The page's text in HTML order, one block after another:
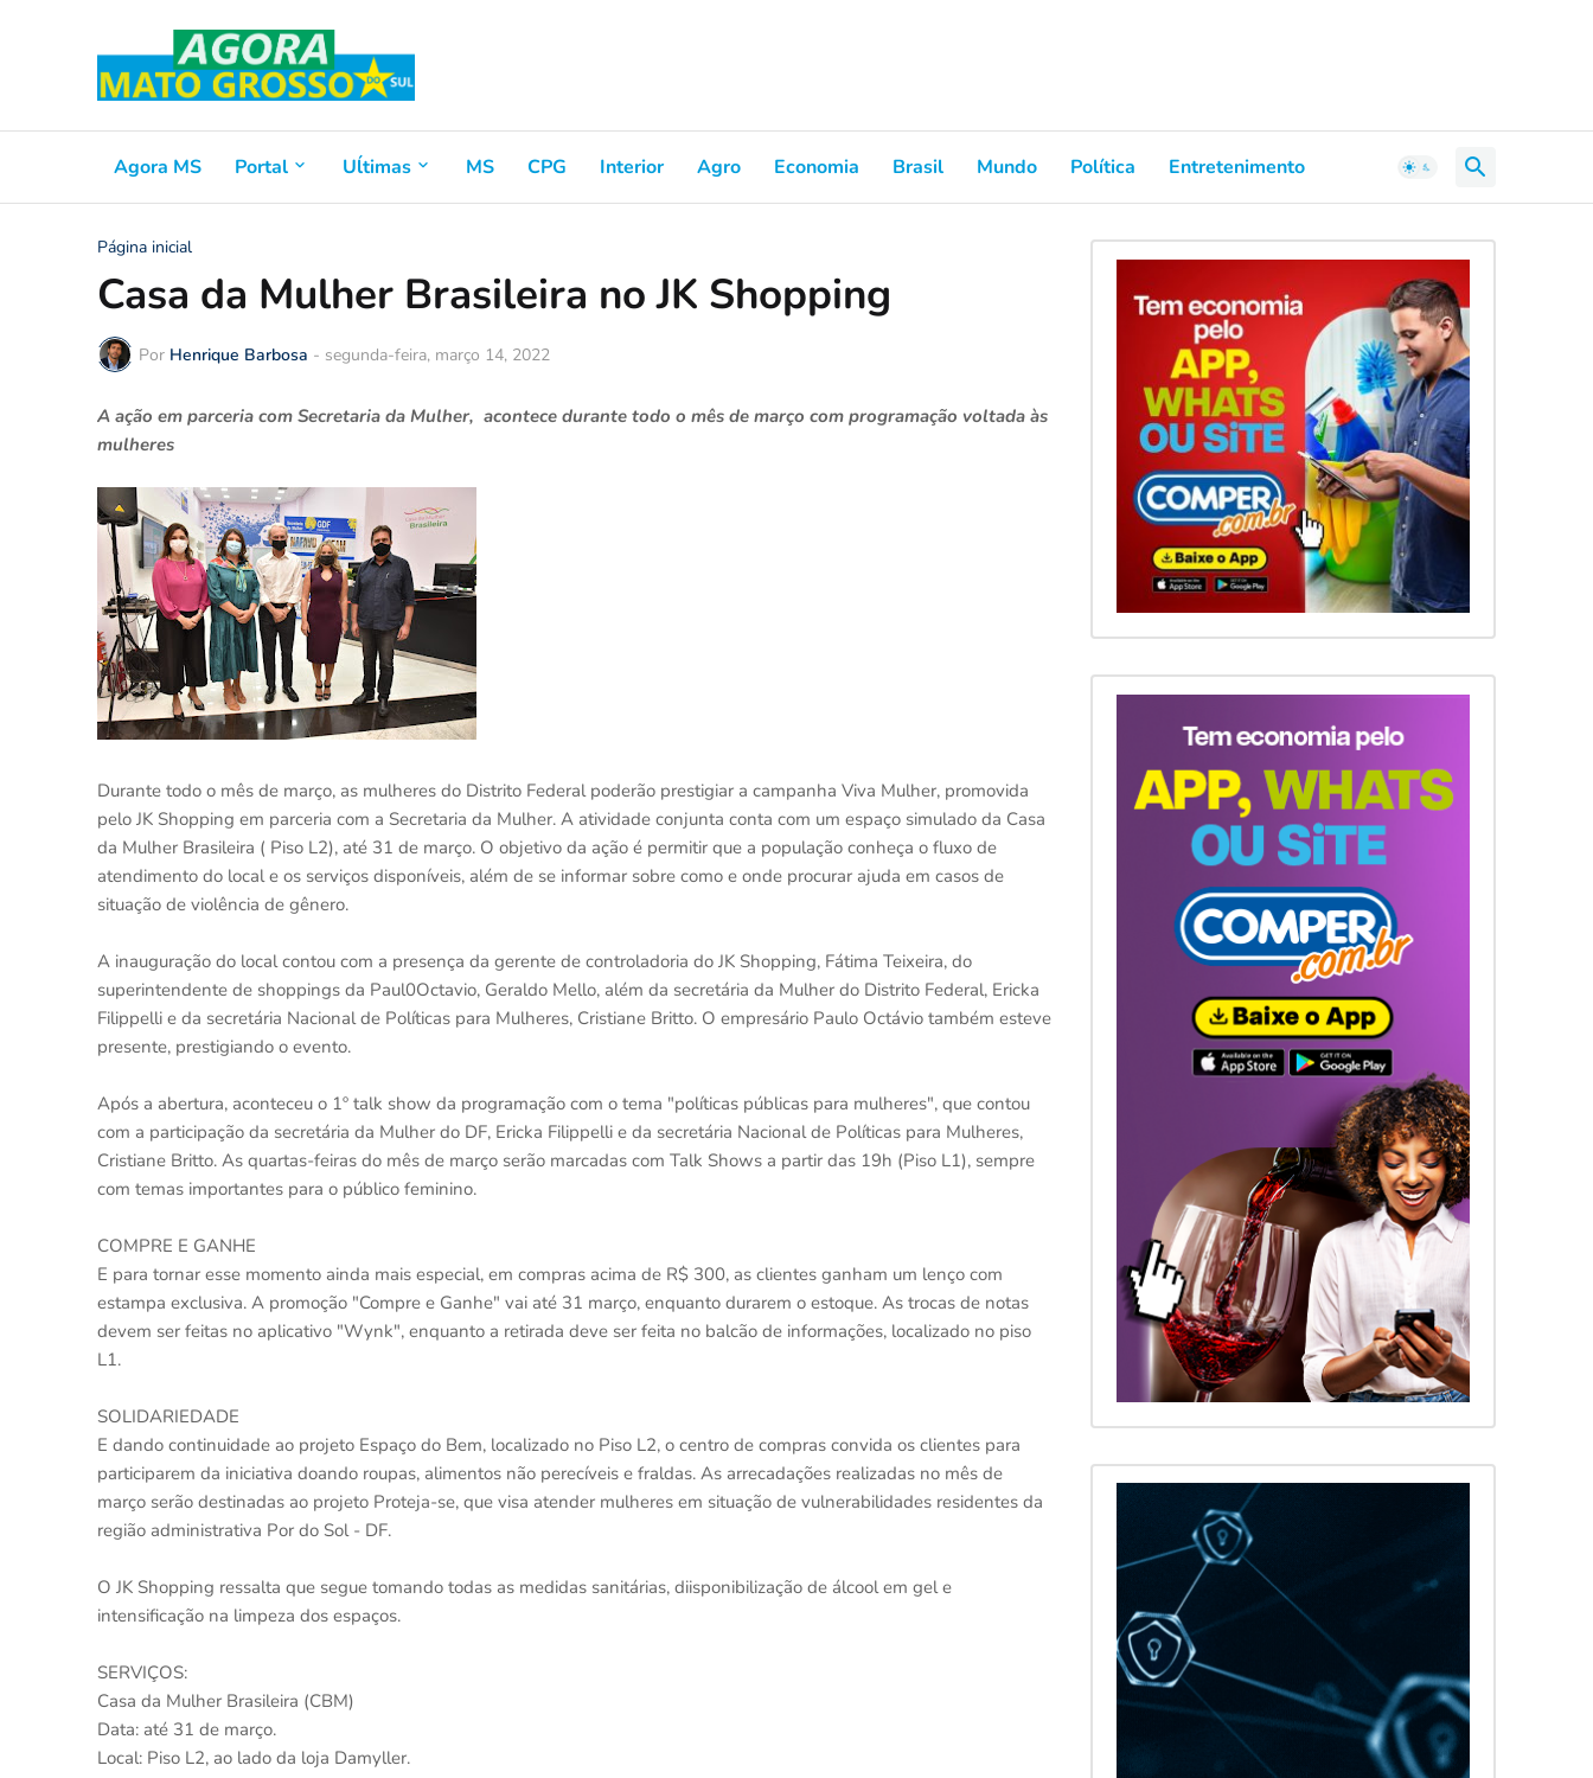
Agora MS Portal Uĺtimas MS CPG Interior Agro Economia Brasil Mundo Política Entretenimento
Página inicial
Casa da Mulher Brasileira no JK Shopping
Por Henrique Barbosa - segunda-feira, março 14, 2022
A ação em parceria com Secretaria da Mulher, acontece durante todo o mês de março com programação voltada às
mulheres
Durante todo o mês de março, as mulheres do Distrito Federal poderão prestigiar a campanha Viva Mulher, promovida
pelo JK Shopping em parceria com a Secretaria da Mulher. A atividade conjunta conta com um espaço simulado da Casa
da Mulher Brasileira ( Piso L2), até 31 de março. O objetivo da ação é permitir que a população conheça o fluxo de
atendimento do local e os serviços disponíveis, além de se informar sobre como e onde procurar ajuda em casos de
situação de violência de gênero.
A inauguração do local contou com a presença da gerente de controladoria do JK Shopping, Fátima Teixeira, do
superintendente de shoppings da Paul0Octavio, Geraldo Mello, além da secretária da Mulher do Distrito Federal, Ericka
Filippelli e da secretária Nacional de Políticas para Mulheres, Cristiane Britto. O empresário Paulo Octávio também esteve
presente, prestigiando o evento.
Após a abertura, aconteceu o 1º talk show da programação com o tema "políticas públicas para mulheres", que contou
com a participação da secretária da Mulher do DF, Ericka Filippelli e da secretária Nacional de Políticas para Mulheres,
Cristiane Britto. As quartas-feiras do mês de março serão marcadas com Talk Shows a partir das 19h (Piso L1), sempre
com temas importantes para o público feminino.
COMPRE E GANHE
E para tornar esse momento ainda mais especial, em compras acima de R$ 300, as clientes ganham um lenço com
estampa exclusiva. A promoção "Compre e Ganhe" vai até 31 março, enquanto durarem o estoque. As trocas de notas
devem ser feitas no aplicativo "Wynk", enquanto a retirada deve ser feita no balcão de informações, localizado no piso
L1.
SOLIDARIEDADE
E dando continuidade ao projeto Espaço do Bem, localizado no Piso L2, o centro de compras convida os clientes para
participarem da iniciativa doando roupas, alimentos não perecíveis e fraldas. As arrecadações realizadas no mês de
março serão destinadas ao projeto Proteja-se, que visa atender mulheres em situação de vulnerabilidades residentes da
região administrativa Por do Sol - DF.
O JK Shopping ressalta que segue tomando todas as medidas sanitárias, diisponibilização de álcool em gel e
intensificação na limpeza dos espaços.
SERVIÇOS:
Casa da Mulher Brasileira (CBM)
Data: até 31 de março.
Local: Piso L2, ao lado da loja Damyller.